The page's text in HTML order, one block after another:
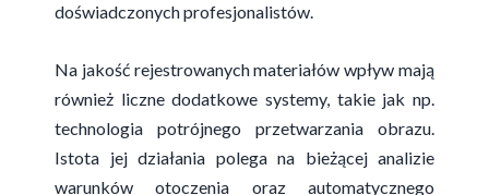
doświadczonych profesjonalistów.
Na jakość rejestrowanych materiałów wpływ mają
również liczne dodatkowe systemy, takie jak np.
technologia potrójnego przetwarzania obrazu.
Istota jej działania polega na bieżącej analizie
warunków otoczenia oraz automatycznego